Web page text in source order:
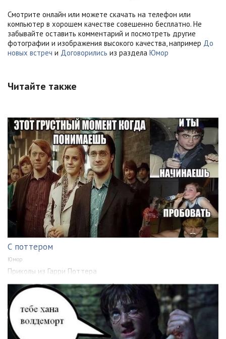
Смотрите онлайн или можете скачать на телефон или
компьютер в хорошем качестве совешенно бесплатно. Не
забывайте оставить комментарий и посмотреть другие
фотографии и изображения высокого качества, например До
новых встреч и Договорились из раздела Юмор
Читайте также
С поттером
Юмор
Приколы из Гарри Поттера